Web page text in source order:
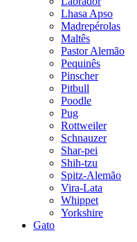
Lhasa Apso
Madrepérolas
Maltês
Pastor Alemão
Pequinês
Pinscher
Pitbull
Poodle
Pug
Rottweiler
Schnauzer
Shar-pei
Shih-tzu
Spitz-Alemão
Vira-Lata
Whippet
Yorkshire
Gato